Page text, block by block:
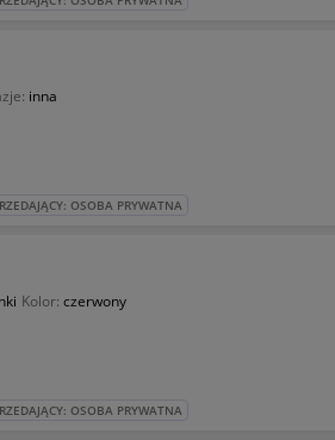
inna
OSOBA PRYWATNA
Kolor: czerwony
OSOBA PRYWATNA